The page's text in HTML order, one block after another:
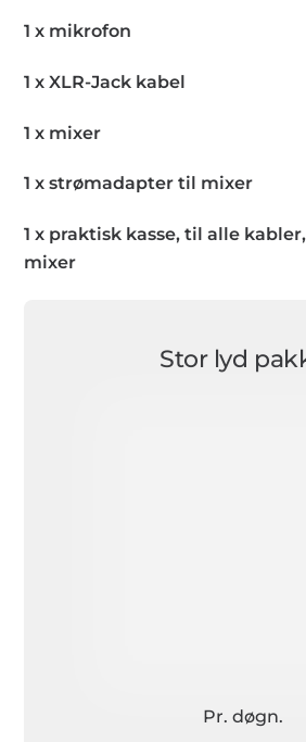
1 x mikrofon
1 x XLR-Jack kabel
1 x mixer
1 x strømadapter til mixer
1 x praktisk kasse, til alle
mixer
Stor lyd
Pr. døgn.